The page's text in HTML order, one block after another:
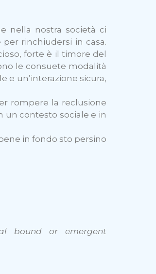
nella nostra società ci
rinchiudersi in casa.
forte è il timore del
le consuete modalità
e un’interazione sicura,
rompere la reclusione
un contesto sociale e in
in fondo sto persino
bound or emergent